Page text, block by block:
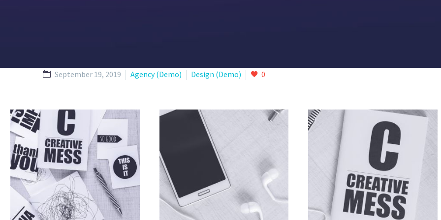
September 19, 2019 Agency (Demo) Design (Demo) 0